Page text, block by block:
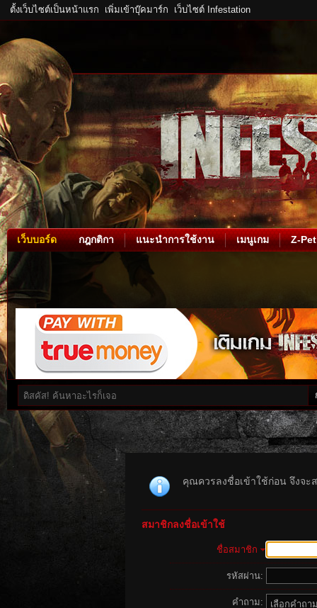
ตั้งเว็บไซต์เป็นหน้าแรก เพิ่มเข้าบุ๊คมาร์ก เว็บไซต์ Infestation
เว็บบอร์ด กฎกติกา แนะนำการใช้งาน เมนูเกม Z-Pet
คุณควรลงชื่อเข้าใช้ก่อน จึงจะ
สมาชิกลงชื่อเข้าใช้
ชื่อสมาชิก
รหัสผ่าน:
คำถาม: